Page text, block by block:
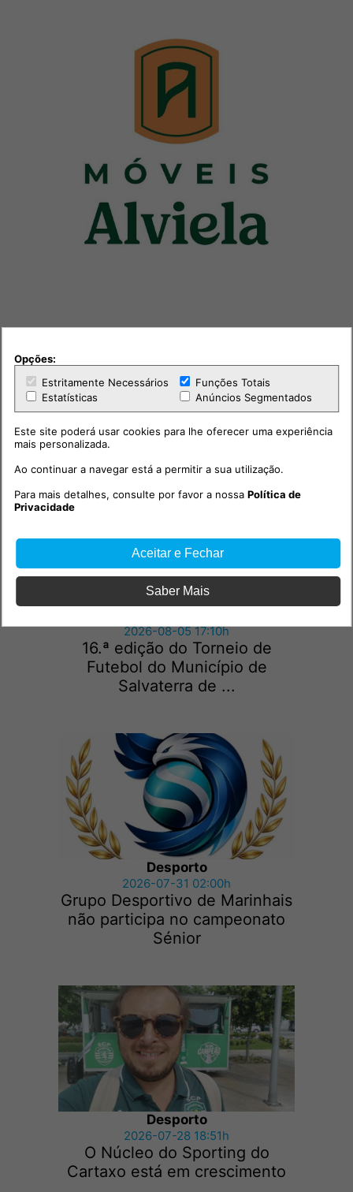
Outras notícias
2026-08-05 17:10h
16.ª edição do Torneio de
Futebol do Município de
Salvaterra de ...
Desporto
2026-07-31 02:00h
Grupo Desportivo de Marinhais
não participa no campeonato
Sénior
Desporto
2026-07-28 18:51h
O Núcleo do Sporting do
Cartaxo está em crescimento
Opções:
Estritamente Necessários
Funções Totais
Estatísticas
Anúncios Segmentados
Este site poderá usar cookies para lhe oferecer uma experiência
mais personalizada.
Ao continuar a navegar está a permitir a sua utilização.
Para mais detalhes, consulte por favor a nossaPolítica de
Privacidade
Aceitar e Fechar
Saber Mais